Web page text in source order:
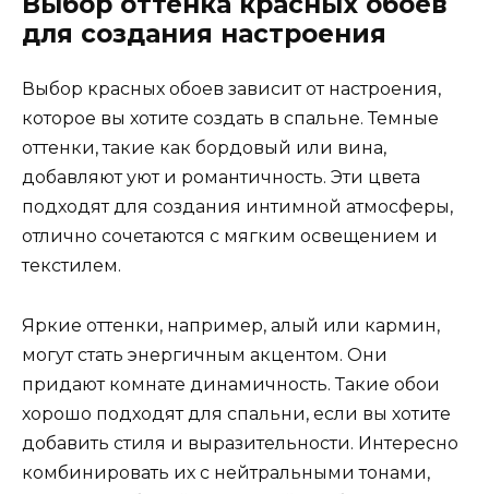
для создания настроения
Выбор красных обоев зависит от настроения,
которое вы хотите создать в спальне. Темные
оттенки, такие как бордовый или вина,
добавляют уют и романтичность. Эти цвета
подходят для создания интимной атмосферы,
отлично сочетаются с мягким освещением и
текстилем.
Яркие оттенки, например, алый или кармин,
могут стать энергичным акцентом. Они
придают комнате динамичность. Такие обои
хорошо подходят для спальни, если вы хотите
добавить стиля и выразительности. Интересно
комбинировать их с нейтральными тонами,